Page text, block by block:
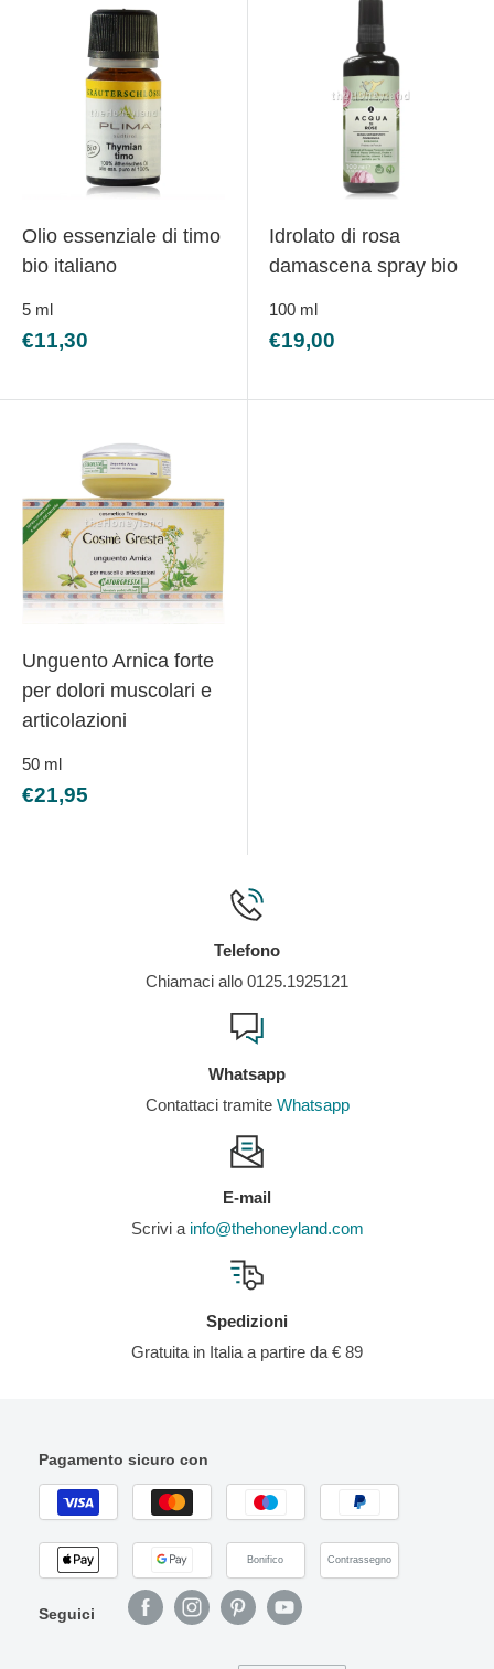
Olio essenziale di timo
bio italiano
5 ml
Prezzo
€11,30
Idrolato di rosa
damascena spray bio
100 ml
Prezzo
€19,00
Unguento Arnica forte
per dolori muscolari e
articolazioni
50 ml
Prezzo
€21,95
Telefono
Chiamaci allo 0125.1925121
Whatsapp
Contattaci tramite Whatsapp
E-mail
Scrivi a info@thehoneyland.com
Spedizioni
Gratuita in Italia a partire da € 89
Pagamento sicuro con
Bonifico Contrassegno
Seguici